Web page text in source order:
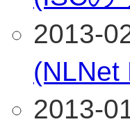
2013-
(NLNet
2013-